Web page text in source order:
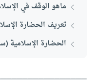
ماهو الوقف في
تعريف الحضارة
الحضارة الإسلامية